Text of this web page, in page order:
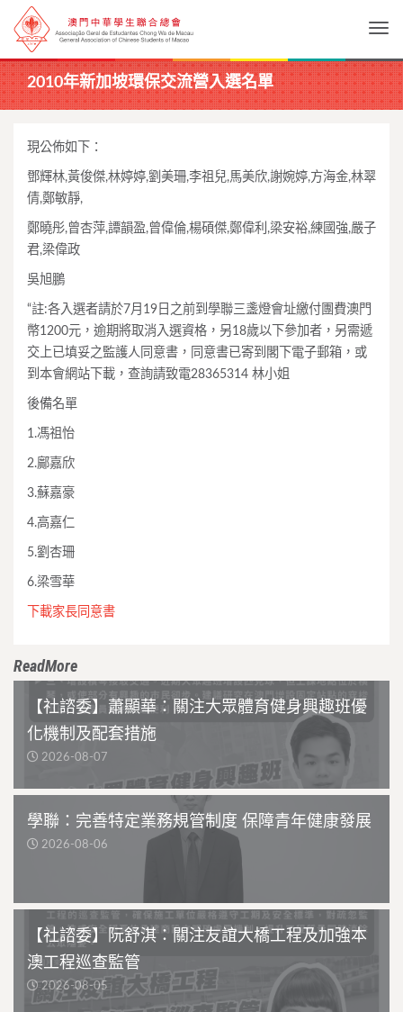
2010年新加坡環保交流營入選名單
現公佈如下：
鄧輝林,黃俊傑,林婷婷,劉美珊,李祖兒,馬美欣,謝婉婷,方海金,林翠
倩,鄭敏靜,
鄭曉彤,曾杏萍,譚韻盈,曾偉倫,楊碩傑,鄭偉利,梁安裕,練國強,嚴子
君,梁偉政
吳旭鵬
“註:各入選者請於7月19日之前到學聯三盞燈會址繳付團費澳門
幣1200元，逾期將取消入選資格，另18歲以下參加者，另需遞
交上已填妥之監護人同意書，同意書已寄到閣下電子郵箱，或
到本會網站下載，查詢請致電28365314 林小姐
後備名單
1.馮祖怡
2.鄺嘉欣
3.蘇嘉豪
4.高嘉仁
5.劉杏珊
6.梁雪華
下載家長同意書
ReadMore
【社諮委】蕭顯華：關注大眾體育健身興趣班優
化機制及配套措施
2026-08-07
學聯：完善特定業務規管制度 保障青年健康發展
2026-08-06
【社諮委】阮舒淇：關注友誼大橋工程及加強本
澳工程巡查監管
2026-08-05